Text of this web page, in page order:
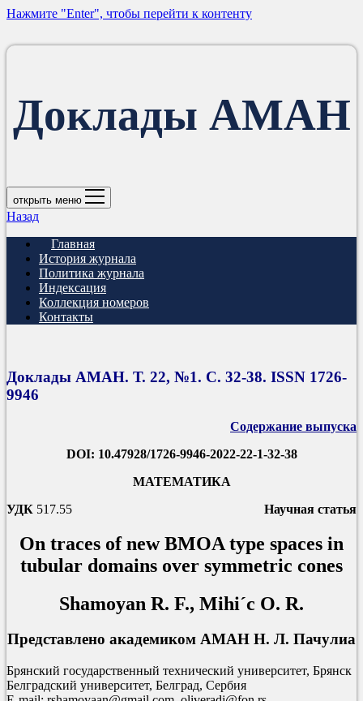
Нажмите "Enter", чтобы перейти к контенту
Доклады АМАН
открыть меню
Назад
Главная
История журнала
Политика журнала
Индексация
Коллекция номеров
Контакты
Доклады АМАН. Т. 22, №1. С. 32-38. ISSN 1726-
9946
Содержание выпуска
DOI: 10.47928/1726-9946-2022-22-1-32-38
МАТЕМАТИКА
УДК 517.55 Научная статья
On traces of new BMOA type spaces in
tubular domains over symmetric cones
Shamoyan R. F., Mihi´c O. R.
Представлено академиком АМАН Н. Л. Пачулиа
Брянский государственный технический университет, Брянск
Белградский университет, Белград, Сербия